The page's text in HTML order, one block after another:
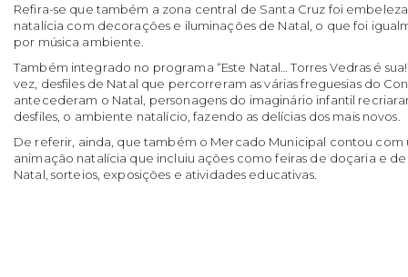
Refira-se que também a zona central de Santa Cruz foi
natalícia com decorações e iluminações de Natal, o que foi
por música ambiente.
Também integrado no programa “Este Natal… Torres Vedras é
vez, desfiles de Natal que percorreram as várias freguesias do
antecederam o Natal, personagens do imaginário infantil
desfiles, o ambiente natalício, fazendo as delícias dos mais novos.
De referir, ainda, que também o Mercado Municipal contou
animação natalícia que incluiu ações como feiras de doçaria e
Natal, sorteios, exposições e atividades educativas.